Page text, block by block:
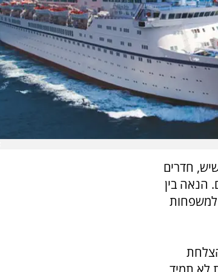
חדרים
הנאה בין
למשפחות